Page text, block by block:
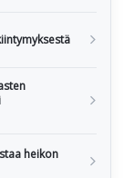
heikon